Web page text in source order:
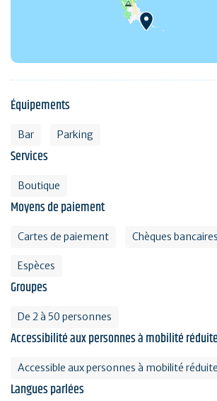
Équipements
Bar Parking
Services
Boutique
Moyens de paiement
Cartes de paiement Chèques
Espèces
Groupes
De 2 à 50 personnes
Accessibilité aux personnes à mobilité réduite
Accessible aux personnes à mobilité réduite
Langues parlées